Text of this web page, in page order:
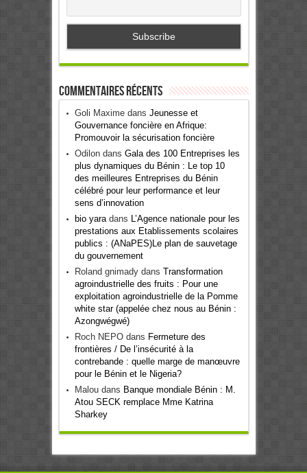
Commentaires récents
Goli Maximedans Jeunesse et
Gouvernance foncière en Afrique:
Promouvoir la sécurisation foncière
Odilondans Gala des 100 Entreprises les
plus dynamiques du Bénin : Le top 10
des meilleures Entreprises du Bénin
célébré pour leur performance et leur
sens d’innovation
bio yaradans L’Agence nationale pour les
prestations aux Etablissements scolaires
publics : (ANaPES)Le plan de sauvetage
du gouvernement
Roland gnimadydans Transformation
agroindustrielle des fruits : Pour une
exploitation agroindustrielle de la Pomme
white star (appelée chez nous au Bénin :
Azongwégwé)
Roch NEPOdans Fermeture des
frontières / De l’insécurité à la
contrebande : quelle marge de manœuvre
pour le Bénin et le Nigeria?
Maloudans Banque mondiale Bénin : M.
Atou SECK remplace Mme Katrina
Sharkey